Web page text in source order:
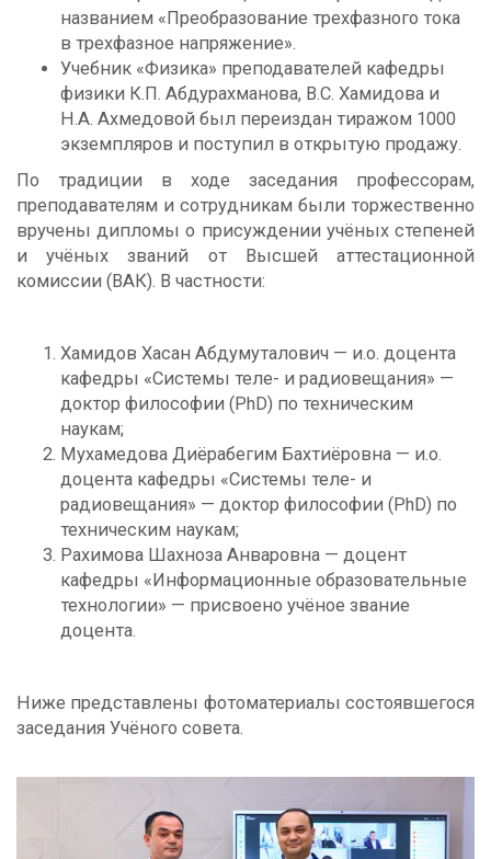
названием «Преобразование трехфазного тока
в трехфазное напряжение».
Учебник «Физика» преподавателей кафедры
физики К.П. Абдурахманова, В.С. Хамидова и
Н.А. Ахмедовой был переиздан тиражом 1000
экземпляров и поступил в открытую продажу.
По традиции в ходе заседания профессорам,
преподавателям и сотрудникам были торжественно
вручены дипломы о присуждении учёных степеней
и учёных званий от Высшей аттестационной
комиссии (ВАК). В частности:
Хамидов Хасан Абдумуталович — и.о. доцента
кафедры «Системы теле- и радиовещания» —
доктор философии (PhD) по техническим
наукам;
Мухамедова Диёрабегим Бахтиёровна — и.о.
доцента кафедры «Системы теле- и
радиовещания» — доктор философии (PhD) по
техническим наукам;
Рахимова Шахнозa Анваровна — доцент
кафедры «Информационные образовательные
технологии» — присвоено учёное звание
доцента.
Ниже представлены фотоматериалы состоявшегося
заседания Учёного совета.